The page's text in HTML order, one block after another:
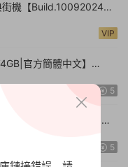
街機【Build.10092024聯
VIP
官方簡體中文】
5
4.44GB|官方簡體中
5